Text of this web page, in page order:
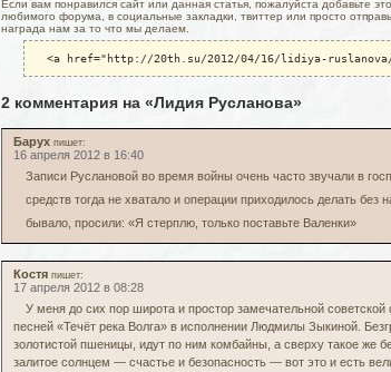
Если вам понравился сайт или данная статья, пожалуйста добавьте
любимого форума, в социальные закладки, твиттер или просто
награда нам за то что мы делаем.
<a href="http://20th.su/2012/04/16/lidiya-ruslanova/
2 комментария на «Лидия Русланова»
Барух пишет:
16 апреля 2012 в 16:40
Записи Руслановой во время войны очень часто звучали в
средств тогда не хватало и операции приходилось делать без
бывало, просили: «Я стерплю, только поставьте Валенки»
Костя пишет:
17 апреля 2012 в 08:28
У меня до сих пор широта и простор замечательной советской
песней «Течёт река Волга» в исполнении Людмилы Зыкиной.
золотистой пшеницы, идут по ним комбайны, а сверху такое же
залитое солнцем — счастье и безопасность — вот это и есть